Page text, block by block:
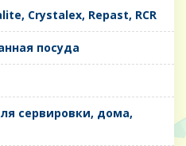
Crystalex, Repast, RCR
посуда
сервировки, дома,